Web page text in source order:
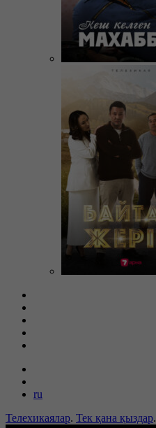
ru
Телехикаялар. Тек қана қыздар.